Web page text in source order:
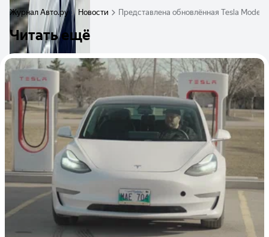
Журнал Авто.ру Новости Представлена обновлённая Tesla Model
Читать ещё